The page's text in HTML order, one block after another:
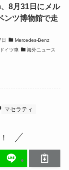
8月31日にメル
ンツ博物館で走
Mercedes-Benz
ドイツ車 海外ニュース
マセラティ